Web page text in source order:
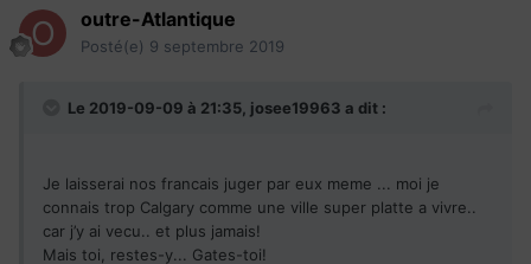
outre-Atlantique
Posté(e) 9 septembre 2019
Le 2019-09-09 à 21:35, josee19963 a dit :
Je laisserai nos francais juger par eux meme ... moi je
connais trop Calgary comme une ville super platte a vivre..
car j’y ai vecu.. et plus jamais!
Mais toi, restes-y... Gates-toi!